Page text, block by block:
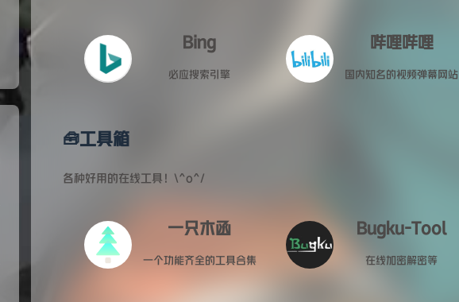
Bing
必应搜索引擎
哔哩哔哩
国内知名的视频弹幕网站
🧰工具箱
各种好用的在线工具！\^o^/
一只木函
一个功能齐全的工具合集
Bugku-Tool
在线加密解密等